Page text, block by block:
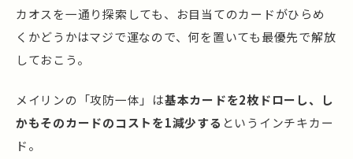
カオスを一通り探索しても、お目当てのカードがひらめ
くかどうかはマジで運なので、何を置いても最優先で解放
しておこう。
メイリンの「攻防一体」は基本カードを2枚ドローし、し
かもそのカードのコストを1減少する というインチキカー
ド。